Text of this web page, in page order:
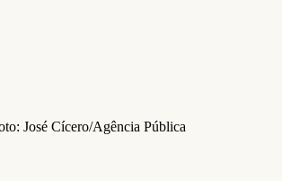
José Cícero/Agência Pública